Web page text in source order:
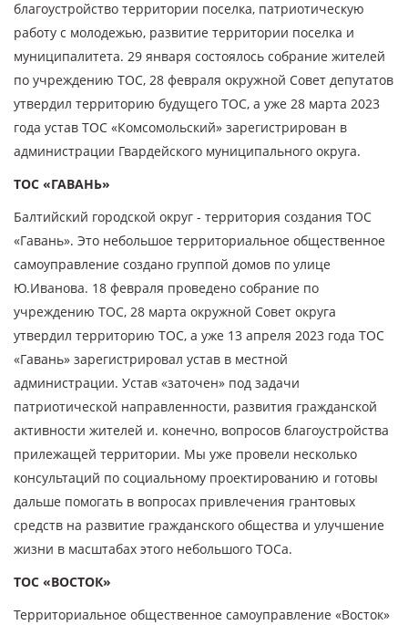
благоустройство территории поселка, патриотическую
работу с молодежью, развитие территории поселка и
муниципалитета. 29 января состоялось собрание жителей
по учреждению ТОС, 28 февраля окружной Совет депутатов
утвердил территорию будущего ТОС, а уже 28 марта 2023
года устав ТОС «Комсомольский» зарегистрирован в
администрации Гвардейского муниципального округа.
ТОС «ГАВАНЬ»
Балтийский городской округ - территория создания ТОС
«Гавань». Это небольшое территориальное общественное
самоуправление создано группой домов по улице
Ю.Иванова. 18 февраля проведено собрание по
учреждению ТОС, 28 марта окружной Совет округа
утвердил территорию ТОС, а уже 13 апреля 2023 года ТОС
«Гавань» зарегистрировал устав в местной
администрации. Устав «заточен» под задачи
патриотической направленности, развития гражданской
активности жителей и. конечно, вопросов благоустройства
прилежащей территории. Мы уже провели несколько
консультаций по социальному проектированию и готовы
дальше помогать в вопросах привлечения грантовых
средств на развитие гражданского общества и улучшение
жизни в масштабах этого небольшого ТОСа.
ТОС «ВОСТОК»
Территориальное общественное самоуправление «Восток»